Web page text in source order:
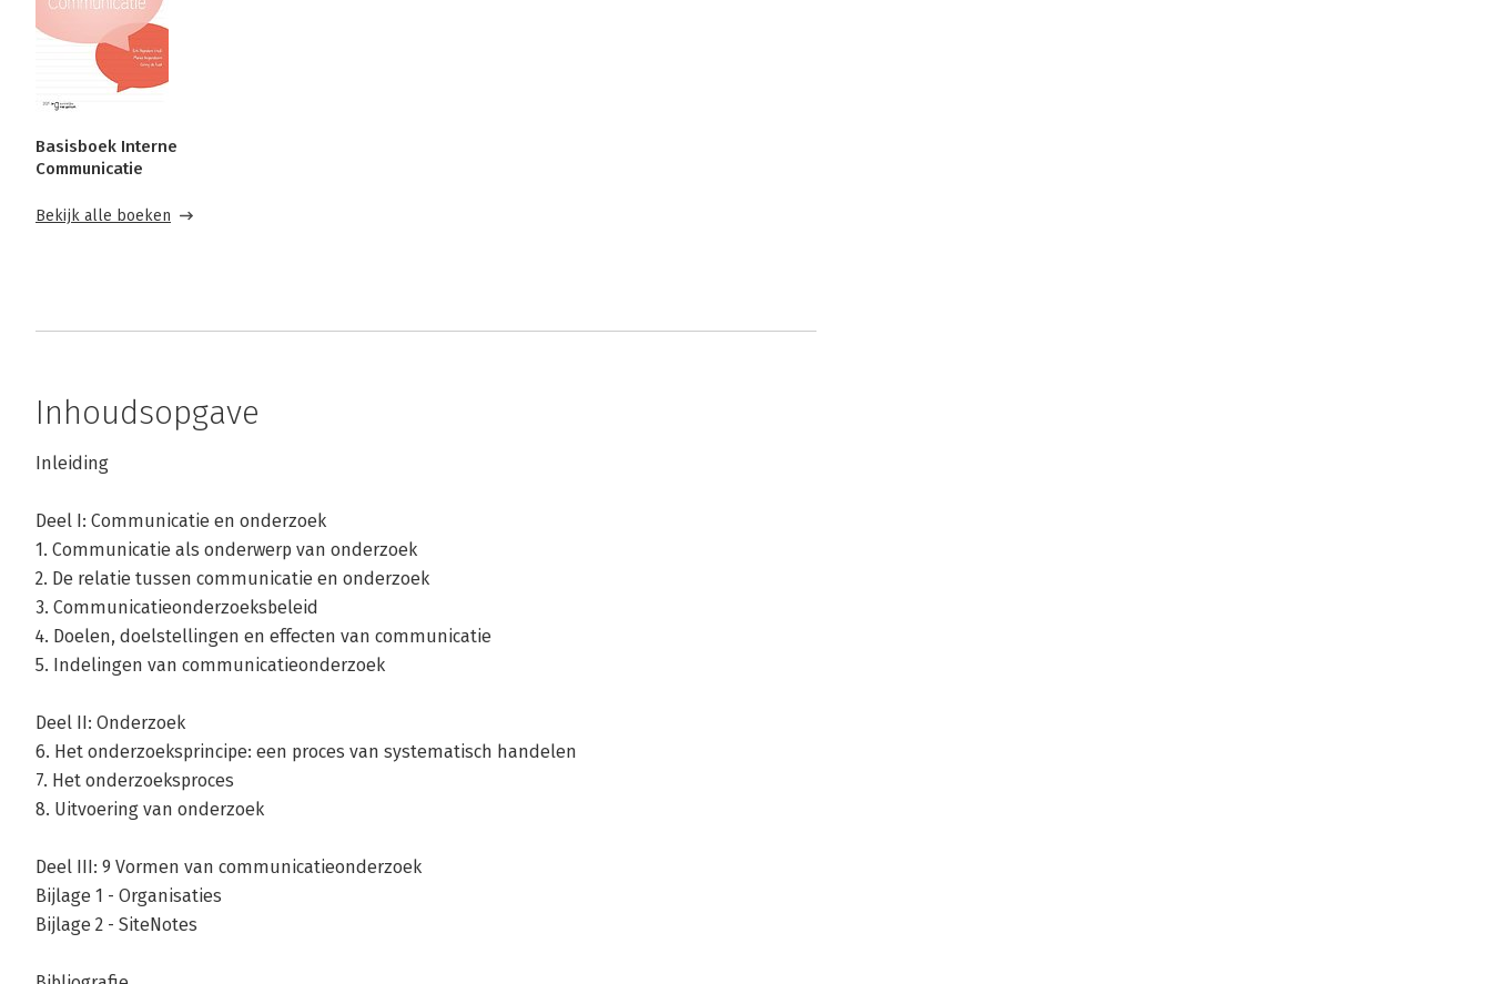
Basisboek Interne
Communicatie
Bekijk alle boeken
Inhoudsopgave
Inleiding
Deel I: Communicatie en onderzoek
1. Communicatie als onderwerp van onderzoek
2. De relatie tussen communicatie en onderzoek
3. Communicatieonderzoeksbeleid
4. Doelen, doelstellingen en effecten van communicatie
5. Indelingen van communicatieonderzoek
Deel II: Onderzoek
6. Het onderzoeksprincipe: een proces van systematisch handelen
7. Het onderzoeksproces
8. Uitvoering van onderzoek
Deel III: 9 Vormen van communicatieonderzoek
Bijlage 1 - Organisaties
Bijlage 2 - SiteNotes